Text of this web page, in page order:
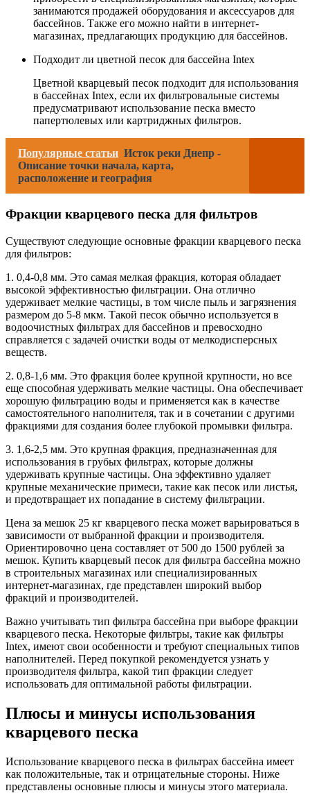
занимаются продажей оборудования и аксессуаров для
бассейнов. Также его можно найти в интернет-
магазинах, предлагающих продукцию для бассейнов.
Подходит ли цветной песок для бассейна Intex
Цветной кварцевый песок подходит для использования
в бассейнах Intex, если их фильтровальные системы
предусматривают использование песка вместо
папертюлевых или картриджных фильтров.
Популярные статьи Исток реки Днепр -
Описание точки начала, карта,
расположение и география
Фракции кварцевого песка для фильтров
Существуют следующие основные фракции кварцевого песка
для фильтров:
1. 0,4-0,8 мм. Это самая мелкая фракция, которая обладает
высокой эффективностью фильтрации. Она отлично
удерживает мелкие частицы, в том числе пыль и загрязнения
размером до 5-8 мкм. Такой песок обычно используется в
водоочистных фильтрах для бассейнов и превосходно
справляется с задачей очистки воды от мелкодисперсных
веществ.
2. 0,8-1,6 мм. Это фракция более крупной крупности, но все
еще способная удерживать мелкие частицы. Она обеспечивает
хорошую фильтрацию воды и применяется как в качестве
самостоятельного наполнителя, так и в сочетании с другими
фракциями для создания более глубокой промывки фильтра.
3. 1,6-2,5 мм. Это крупная фракция, предназначенная для
использования в грубых фильтрах, которые должны
удерживать крупные частицы. Она эффективно удаляет
крупные механические примеси, такие как песок или листья,
и предотвращает их попадание в систему фильтрации.
Цена за мешок 25 кг кварцевого песка может варьироваться в
зависимости от выбранной фракции и производителя.
Ориентировочно цена составляет от 500 до 1500 рублей за
мешок. Купить кварцевый песок для фильтра бассейна можно
в строительных магазинах или специализированных
интернет-магазинах, где представлен широкий выбор
фракций и производителей.
Важно учитывать тип фильтра бассейна при выборе фракции
кварцевого песка. Некоторые фильтры, такие как фильтры
Intex, имеют свои особенности и требуют специальных типов
наполнителей. Перед покупкой рекомендуется узнать у
производителя фильтра, какой тип фракции следует
использовать для оптимальной работы фильтрации.
Плюсы и минусы использования
кварцевого песка
Использование кварцевого песка в фильтрах бассейна имеет
как положительные, так и отрицательные стороны. Ниже
представлены основные плюсы и минусы этого материала.